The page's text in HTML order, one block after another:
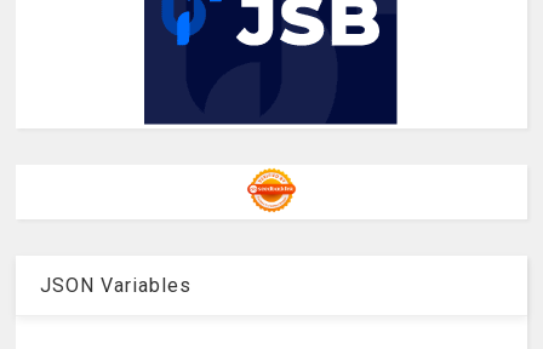
JSON Variables